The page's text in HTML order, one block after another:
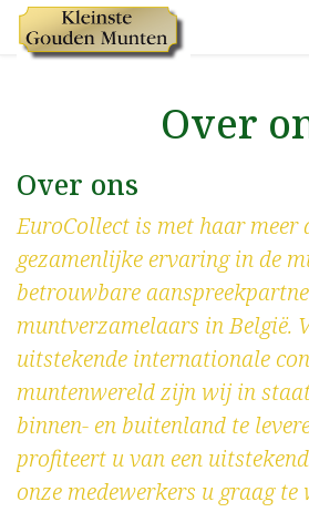
Over
Over ons
EuroCollect is met haar meer
gezamenlijke ervaring in de
betrouwbare
muntverzamelaars in België.
uitstekende internationale
muntenwereld zijn wij in
binnen- en buitenland te
profiteert u van een
onze medewerkers u graag